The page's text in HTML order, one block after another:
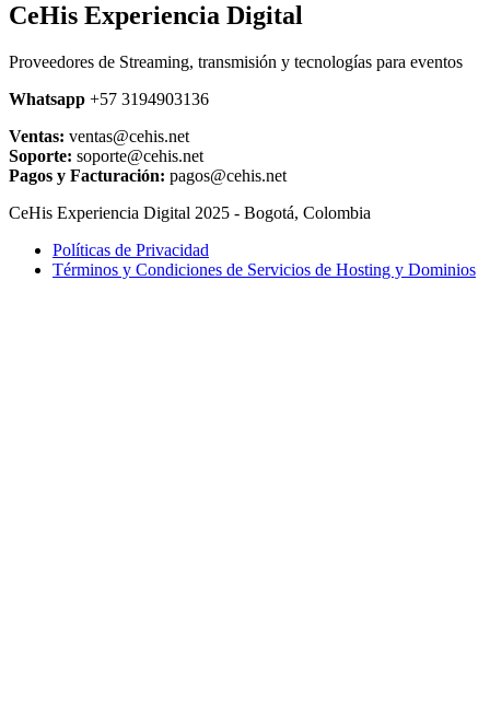
CeHis Experiencia Digital
Proveedores de Streaming, transmisión y tecnologías para eventos
Whatsapp +57 3194903136
Ventas: ventas@cehis.net
Soporte: soporte@cehis.net
Pagos y Facturación: pagos@cehis.net
CeHis Experiencia Digital 2025 - Bogotá, Colombia
Políticas de Privacidad
Términos y Condiciones de Servicios de Hosting y Dominios